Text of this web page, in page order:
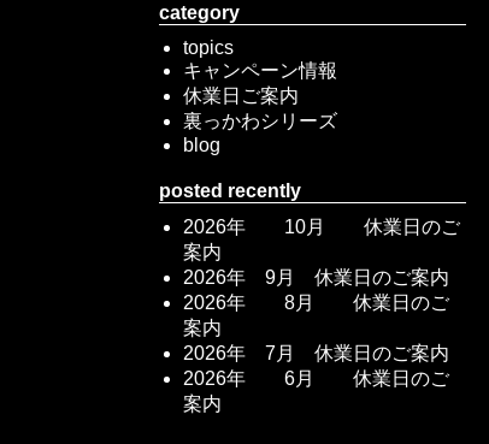
category
topics
キャンペーン情報
休業日ご案内
裏っかわシリーズ
blog
posted recently
2026年 10月 休業日のご
案内
2026年 9月 休業日のご案内
2026年 8月 休業日のご
案内
2026年 7月 休業日のご案内
2026年 6月 休業日のご
案内